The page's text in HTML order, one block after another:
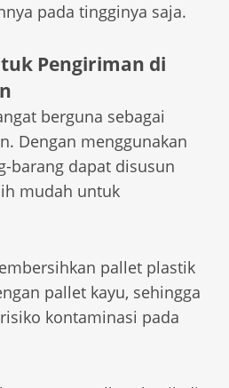
pada tingginya saja.
Pengiriman di
berguna sebagai
Dengan menggunakan
barang dapat disusun
mudah untuk
pallet plastik
pallet kayu, sehingga
kontaminasi pada